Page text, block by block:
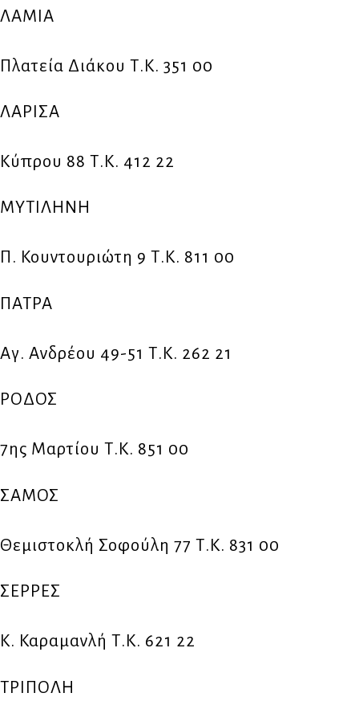
ΛΑΜΙΑ
Πλατεία Διάκου Τ.Κ. 351 00
ΛΑΡΙΣΑ
Κύπρου 88 Τ.Κ. 412 22
ΜΥΤΙΛΗΝΗ
Π. Κουντουριώτη 9 Τ.Κ. 811 00
ΠΑΤΡΑ
Αγ. Ανδρέου 49-51 Τ.Κ. 262 21
ΡΟΔΟΣ
7ης Μαρτίου Τ.Κ. 851 00
ΣΑΜΟΣ
Θεμιστοκλή Σοφούλη 77 Τ.Κ. 831 00
ΣΕΡΡΕΣ
Κ. Καραμανλή Τ.Κ. 621 22
ΤΡΙΠΟΛΗ